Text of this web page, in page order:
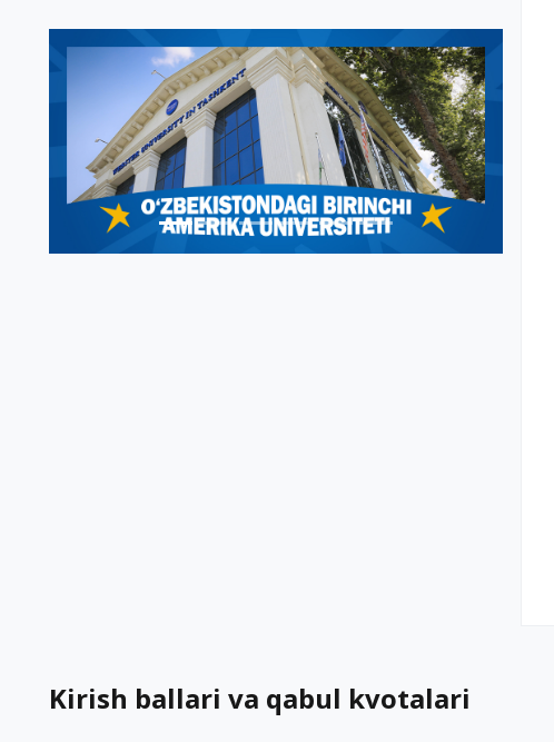
Kirish ballari va qabul kvotalari